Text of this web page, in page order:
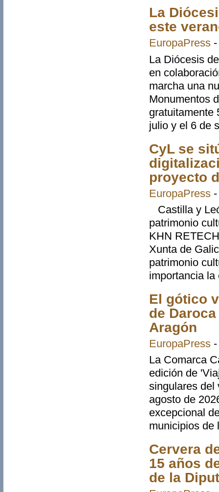
La
este
EuropaPress
La Diócesis
en
marcha una
Monumentos
gratuitamente
julio y el 6 de
CyL se
proyecto
EuropaPress
Castilla y
patrimonio
KHN
Xunta de
patrimonio
importancia la
El gótico
de
Aragón
EuropaPress
La Comarca
edición de
singulares del
agosto de
excepcional
municipios de
Cervera
15 años
de la